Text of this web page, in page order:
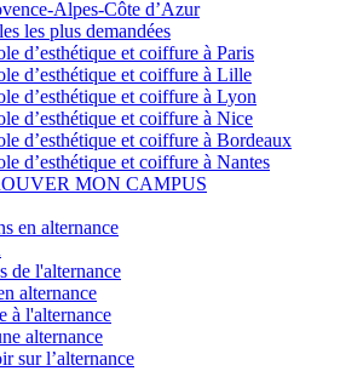
Alpes-Côte d’Azur
les plus demandées
d’esthétique et coiffure à Paris
d’esthétique et coiffure à Lille
d’esthétique et coiffure à Lyon
d’esthétique et coiffure à Nice
d’esthétique et coiffure à Bordeaux
d’esthétique et coiffure à Nantes
MON CAMPUS
en alternance
de l'alternance
alternance
à l'alternance
alternance
sur l’alternance